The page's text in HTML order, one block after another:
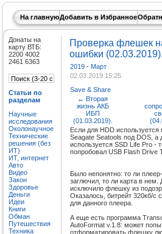
На главнуюДобавить в Избранное
Донаты на
карту ВТБ:
2200 4002
2461 6363
Статьи по
разделам
Научные
исследования
Околонаучное
Технические
решения (без
ИТ)
ИТ, интернет
Авто
Видео
Закон
Здоровье
Деньги
Идеи
Книги
Обман
Путешествия
Техника
Проверка флешек
ошибки (02.03.2019).
2019 - Март
02.03.2019 15:25
Save & Share
← Вторая
жизнь АКБ
ИБП
(01.03.2019).
Если для HDD используется
Seagate Seatools под DOS, а
используется SSD Life Pro -
попробовал USB Flash Drive
Было непонятно: то ли
заглючил, то ли карта в
исключило флешку из
Оказалось, битрейт 320кб/с
для данного плеера.
А еще есть программа
AutoFormat v.1.8: может
отформатировать флешку